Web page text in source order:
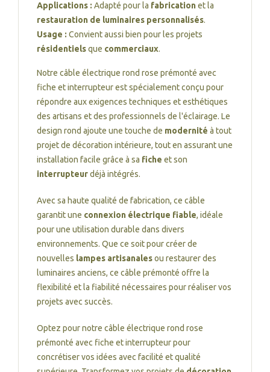
Applications : Adapté pour la fabricationet la
restauration de luminaires personnalisés.
Usage : Convient aussi bien pour les projets
résidentielsque commerciaux.
Notre câble électrique rond rose prémonté avec
fiche et interrupteur est spécialement conçu pour
répondre aux exigences techniques et esthétiques
des artisans et des professionnels de l'éclairage. Le
design rond ajoute une touche de modernité à tout
projet de décoration intérieure, tout en assurant une
installation facile grâce à sa fiche et son
interrupteurdéjà intégrés.
Avec sa haute qualité de fabrication, ce câble
garantit une connexion électrique fiable, idéale
pour une utilisation durable dans divers
environnements. Que ce soit pour créer de
nouvelles lampes artisanalesou restaurer des
luminaires anciens, ce câble prémonté offre la
flexibilité et la fiabilité nécessaires pour réaliser vos
projets avec succès.
Optez pour notre câble électrique rond rose
prémonté avec fiche et interrupteur pour
concrétiser vos idées avec facilité et qualité